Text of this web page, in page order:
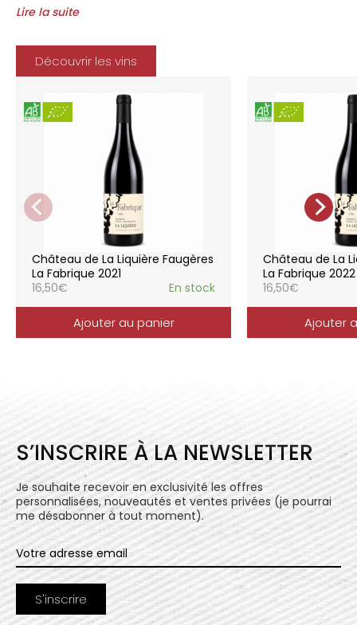
entre les villages d’Autignac, Caussiniojouls,
l’Appellation. La grande majorité des parcelles,
sur sols de schistes, font face au sud, à la
Méditerranée.
Le vignoble du Château de la Liquière est
agriculture biologique depuis 2008 et 2012
marque le premier millésime certifié du
domaine. Les soins apportés y sont conformes :
pratiques respectueuses de l’environnement et
de la vigne, vendanges manuelles, vinifications
soignées et strictement suivies.
La gamme des vins du Château de la
Liquière est adaptée à chaque style de
consommation, à chaque moment de la vie,
elle reflète parfaitement la pureté de
l’expression du terroir.
Lire la suite
Découvrir les vins
Château de La Liquière Faugères
La Fabrique 2021
16,50€ En stock
Ajouter au panier
Château de La
La Fabrique 2022
16,50€
Ajouter
S’INSCRIRE À LA NEWSLETTER
Je souhaite recevoir en exclusivité les offres
personnalisées, nouveautés et ventes privées (je pourrai
me désabonner à tout moment).